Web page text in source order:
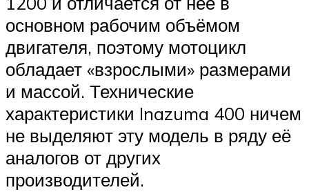
основном рабочим объёмом
двигателя, поэтому мотоцикл
обладает «взрослыми» размерами
и массой. Технические
характеристики Inazuma 400 ничем
не выделяют эту модель в ряду её
аналогов от других
производителей.